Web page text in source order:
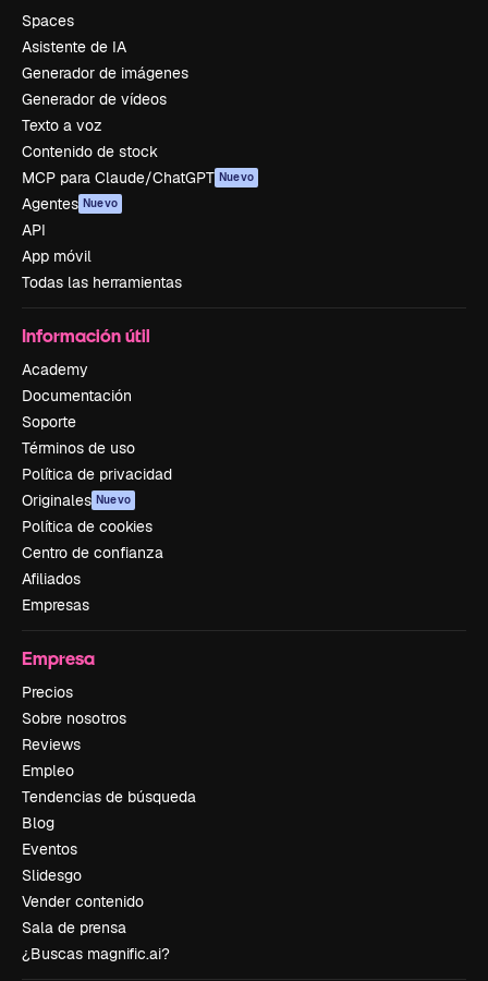
Spaces
Asistente de IA
Generador de imágenes
Generador de vídeos
Texto a voz
Contenido de stock
MCP para Claude/ChatGPT Nuevo
Agentes Nuevo
API
App móvil
Todas las herramientas
Información útil
Academy
Documentación
Soporte
Términos de uso
Política de privacidad
Originales Nuevo
Política de cookies
Centro de confianza
Afiliados
Empresas
Empresa
Precios
Sobre nosotros
Reviews
Empleo
Tendencias de búsqueda
Blog
Eventos
Slidesgo
Vender contenido
Sala de prensa
¿Buscas magnific.ai?